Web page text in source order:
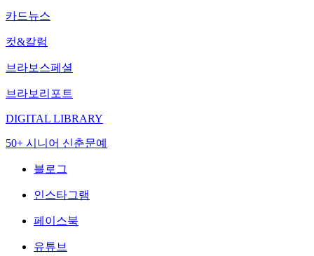
카드뉴스
컷&칼럼
브라보스페셜
브라보리포트
DIGITAL LIBRARY
50+ 시니어 신춘문예
블로그
인스타그램
페이스북
유튜브